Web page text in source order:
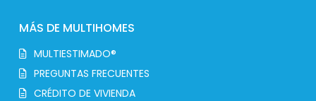
MÁS DE MULTIHOMES
MULTIESTIMADO®
PREGUNTAS FRECUENTES
CRÉDITO DE VIVIENDA